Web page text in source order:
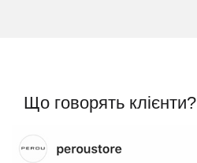
Що говорять клієнти?